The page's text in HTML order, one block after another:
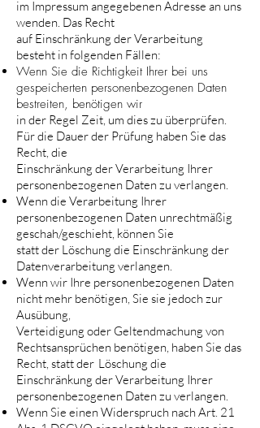
im Impressum angegebenen Adresse an uns
wenden. Das Recht
auf Einschränkung der Verarbeitung
besteht in folgenden Fällen:
Wenn Sie die Richtigkeit Ihrer bei uns
gespeicherten personenbezogenen Daten
bestreiten, benötigen wir
in der Regel Zeit, um dies zu überprüfen.
Für die Dauer der Prüfung haben Sie das
Recht, die
Einschränkung der Verarbeitung Ihrer
personenbezogenen Daten zu verlangen.
Wenn die Verarbeitung Ihrer
personenbezogenen Daten unrechtmäßig
geschah/geschieht, können Sie
statt der Löschung die Einschränkung der
Datenverarbeitung verlangen.
Wenn wir Ihre personenbezogenen Daten
nicht mehr benötigen, Sie sie jedoch zur
Ausübung,
Verteidigung oder Geltendmachung von
Rechtsansprüchen benötigen, haben Sie das
Recht, statt der Löschung die
Einschränkung der Verarbeitung Ihrer
personenbezogenen Daten zu verlangen.
Wenn Sie einen Widerspruch nach Art. 21